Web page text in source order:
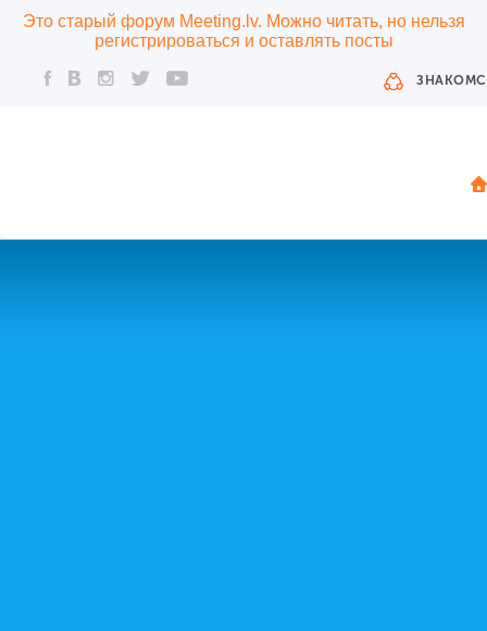
Это старый форум Meeting.lv. Можно читать, но нельзя
регистрироваться и оставлять посты